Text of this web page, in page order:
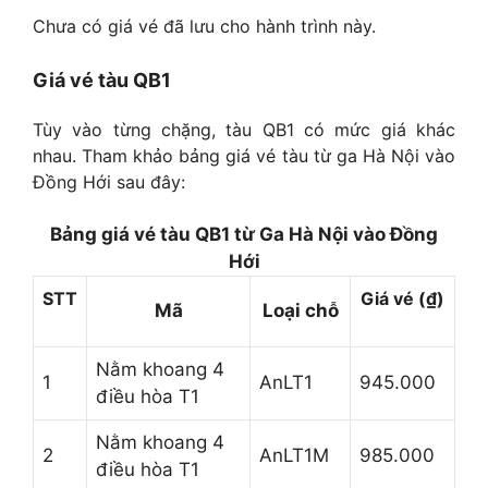
Chưa có giá vé đã lưu cho hành trình này.
Giá vé tàu QB1
Tùy vào từng chặng, tàu QB1 có mức giá khác
nhau. Tham khảo bảng giá vé tàu từ ga Hà Nội vào
Đồng Hới sau đây:
Bảng giá vé tàu QB1 từ Ga Hà Nội vào Đồng
Hới
STT
Mã Loại chỗ
Giá vé (₫)
1
Nằm khoang 4
điều hòa T1
AnLT1 945.000
2
Nằm khoang 4
điều hòa T1
AnLT1M 985.000